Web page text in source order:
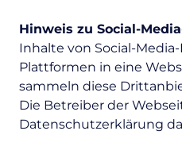
Hinweis zu Social-
Inhalte von Social-
Plattformen in eine
sammeln diese
Die Betreiber der
Datenschutzerklärung